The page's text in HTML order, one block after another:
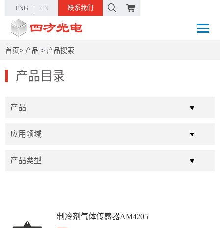
ENG CN 联系我们
首页> 产品 > 产品搜索
产品目录
产品
应用领域
产品类型
制冷剂气体传感器AM4205